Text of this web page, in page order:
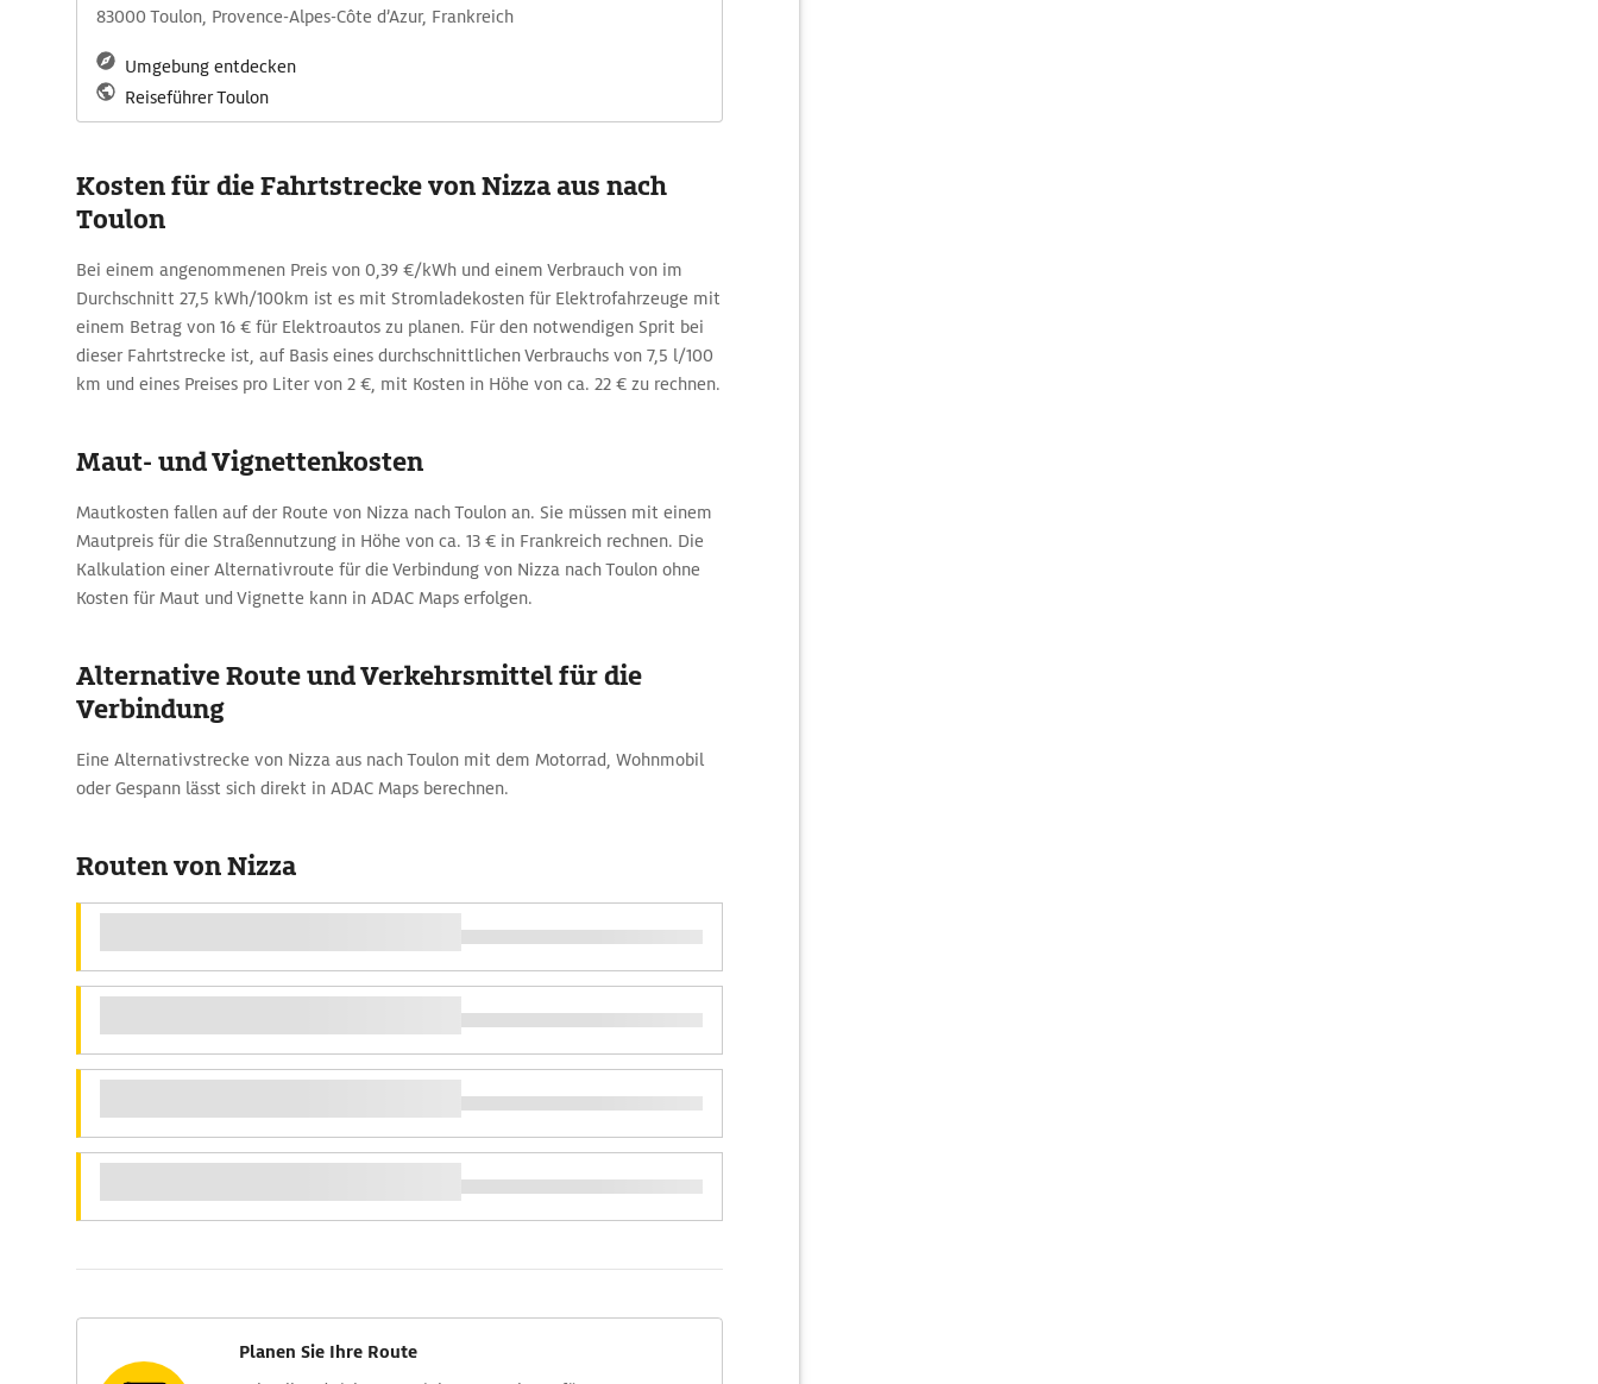
83000 Toulon, Provence-Alpes-Côte d’Azur, Frankreich
Umgebung entdecken
Reiseführer Toulon
Kosten für die Fahrtstrecke von Nizza aus nach
Toulon
Bei einem angenommenen Preis von 0,39 €/kWh und einem Verbrauch von im
Durchschnitt 27,5 kWh/100km ist es mit Stromladekosten für Elektrofahrzeuge mit
einem Betrag von 16 € für Elektroautos zu planen. Für den notwendigen Sprit bei
dieser Fahrtstrecke ist, auf Basis eines durchschnittlichen Verbrauchs von 7,5 l/100
km und eines Preises pro Liter von 2 €, mit Kosten in Höhe von ca. 22 € zu rechnen.
Maut- und Vignettenkosten
Mautkosten fallen auf der Route von Nizza nach Toulon an. Sie müssen mit einem
Mautpreis für die Straßennutzung in Höhe von ca. 13 € in Frankreich rechnen. Die
Kalkulation einer Alternativroute für die Verbindung von Nizza nach Toulon ohne
Kosten für Maut und Vignette kann in ADAC Maps erfolgen.
Alternative Route und Verkehrsmittel für die
Verbindung
Eine Alternativstrecke von Nizza aus nach Toulon mit dem Motorrad, Wohnmobil
oder Gespann lässt sich direkt in ADAC Maps berechnen.
Routen von Nizza
Planen Sie Ihre Route